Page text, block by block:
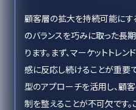
顧客層の拡大を持続可能にす
のバランスを巧みに取った長
ります。まず、マーケットトレ
感に反応し続けることが重要
型のアプローチを活用し、顧
制を整えることが不可欠です